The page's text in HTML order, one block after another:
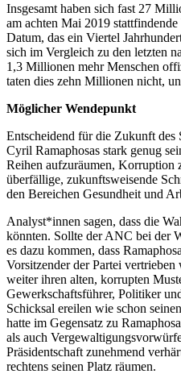
Insgesamt haben sich fast 27
am achten Mai 2019
Datum, das ein Viertel
sich im Vergleich zu den letzten
1,3 Millionen mehr Menschen
taten dies zehn Millionen nicht,
Möglicher Wendepunkt
Entscheidend für die Zukunft des
Cyril Ramaphosas stark genug
Reihen aufzuräumen, Korruption
überfällige, zukunftsweisende
den Bereichen Gesundheit und
Analyst*innen sagen, dass die
könnten. Sollte der ANC bei der
es dazu kommen, dass
Vorsitzender der Partei
weiter ihren alten, korrupten
Gewerkschaftsführer, Politiker
Schicksal ereilen wie schon
hatte im Gegensatz zu
als auch
Präsidentschaft zunehmend
rechtens seinen Platz räumen.